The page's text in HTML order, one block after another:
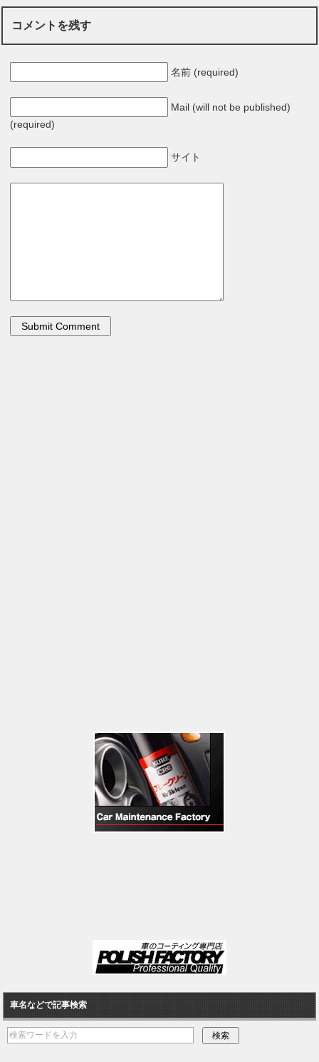
コメントを残す
名前 (required)
Mail (will not be published)
(required)
サイト
車名などで記事検索